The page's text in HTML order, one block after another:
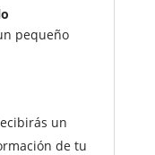
pequeño
un
de tu